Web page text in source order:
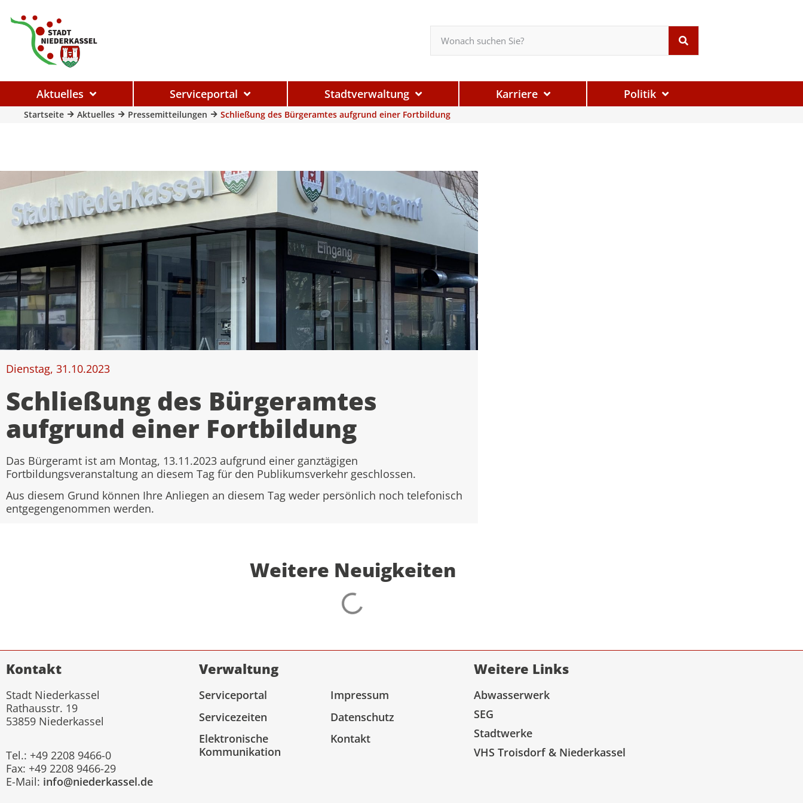
Aktuelles Serviceportal Stadtverwaltung Karriere Politik
Startseite Aktuelles Pressemitteilungen Schließung des Bürgeramtes aufgrund einer Fortbildung
Dienstag, 31.10.2023
Schließung des Bürgeramtes
aufgrund einer Fortbildung
Das Bürgeramt ist am Montag, 13.11.2023 aufgrund einer ganztägigen
Fortbildungsveranstaltung an diesem Tag für den Publikumsverkehr geschlossen.
Aus diesem Grund können Ihre Anliegen an diesem Tag weder persönlich noch telefonisch
entgegengenommen werden.
Weitere Neuigkeiten
Kontakt
Stadt Niederkassel
Rathausstr. 19
53859 Niederkassel
Tel.: +49 2208 9466-0
Fax: +49 2208 9466-29
E-Mail: info@niederkassel.de
Verwaltung
Serviceportal
Servicezeiten
Elektronische
Kommunikation
Impressum
Datenschutz
Kontakt
Weitere Links
Abwasserwerk
SEG
Stadtwerke
VHS Troisdorf & Niederkassel